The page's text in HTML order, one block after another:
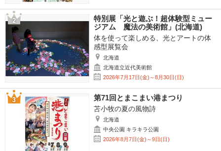
特別展「光と遊ぶ！超体験型ミュー
ジアム 魔法の美術館」(北海道)
体を使って楽しめる、光とアートの体
感型展覧会
北海道
北海道立近代美術館
2026年7月17日(金)～8月30日(日)
第71回とまこまい港まつり
苫小牧の夏の風物詩
北海道
中央公園 キラキラ公園
2026年8月7日(金)～9日(日)